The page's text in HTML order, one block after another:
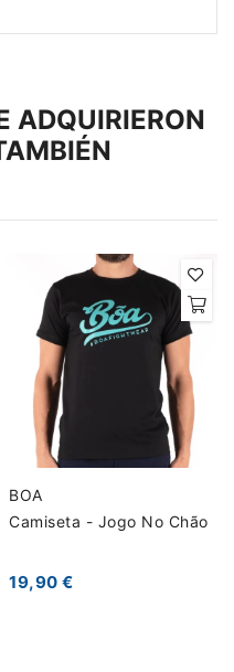
ADQUIRIERON
BOA
Camiseta - Jogo No Chão
19,90 €